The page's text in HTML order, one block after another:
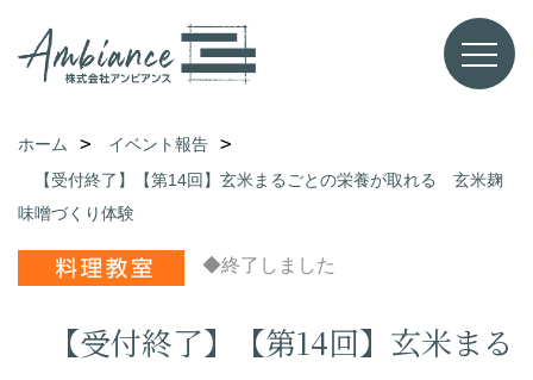
ホーム
イベント報告
【受付終了】【第14回】玄米まるごとの栄養が取れる 玄米麹
味噌づくり体験
◆終了しました
【受付終了】【第14回】玄米まる